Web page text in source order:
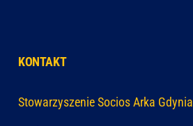
KONTAKT
Stowarzyszenie Socios Arka Gdynia